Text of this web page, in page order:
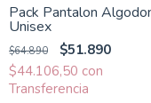
Pack Pantalon
Unisex
$64.890
$51.890
$44.106,50 con